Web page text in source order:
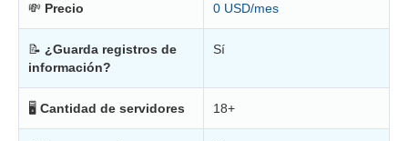
💸 Precio 0 USD/mes
📝 ¿Guarda registros de
información?
Sí
🖥 Cantidad de servidores 18+